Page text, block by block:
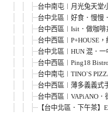
台中南屯︱月光兔天堂
台中北區︱好食．慢慢
台中西區︱Isit．做咖
台中西區︱P+HOUSE
台中北區︱HUN 混．
台中西區︱Ping18
台中南屯︱TINO`S
台中西區︱薄多義義式
台中西區︱VAPiANO
【台中北區．下午茶